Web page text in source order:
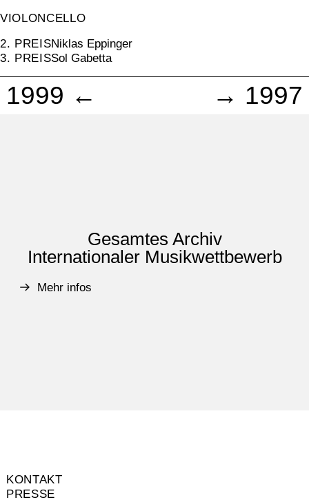
VIOLONCELLO
2. PREISNiklas Eppinger
3. PREISSol Gabetta
1999 ← → 1997
Gesamtes Archiv
Internationaler Musikwettbewerb
Mehr infos
KONTAKT
PRESSE